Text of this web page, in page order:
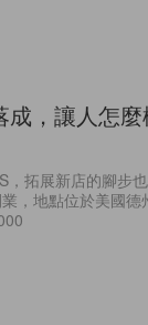
，讓人怎
，拓展新店的腳步
，地點位於美國